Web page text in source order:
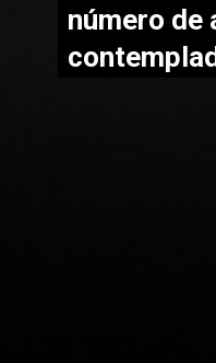
número de
número de